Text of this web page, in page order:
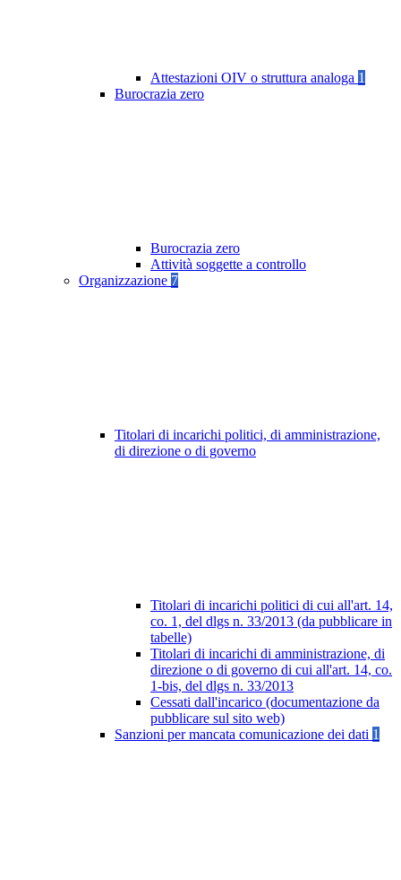
Attestazioni OIV o struttura analoga 1
Burocrazia zero
Burocrazia zero
Attività soggette a controllo
Organizzazione 7
Titolari di incarichi politici, di amministrazione,
di direzione o di governo
Titolari di incarichi politici di cui all'art. 14,
co. 1, del dlgs n. 33/2013 (da pubblicare in
tabelle)
Titolari di incarichi di amministrazione, di
direzione o di governo di cui all'art. 14, co.
1-bis, del dlgs n. 33/2013
Cessati dall'incarico (documentazione da
pubblicare sul sito web)
Sanzioni per mancata comunicazione dei dati 1